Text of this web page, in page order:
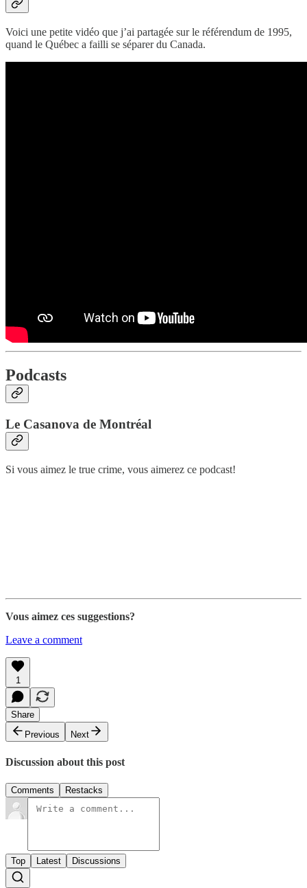
Voici une petite vidéo que j’ai partagée sur le référendum de 1995,
quand le Québec a failli se séparer du Canada.
Podcasts
Le Casanova de Montréal
Si vous aimez le true crime, vous aimerez ce podcast!
Vous aimez ces suggestions?
Leave a comment
1
Share
Previous
Next
Discussion about this post
Comments Restacks
Top Latest Discussions